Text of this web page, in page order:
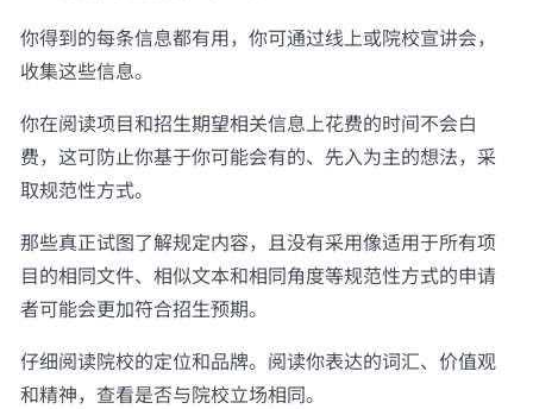
你得到的每条信息都有用，你可通过线上或院校宣讲会，
收集这些信息。
你在阅读项目和招生期望相关信息上花费的时间不会白
费，这可防止你基于你可能会有的、先入为主的想法，采
取规范性方式。
那些真正试图了解规定内容，且没有采用像适用于所有项
目的相同文件、相似文本和相同角度等规范性方式的申请
者可能会更加符合招生预期。
仔细阅读院校的定位和品牌。阅读你表达的词汇、价值观
和精神，查看是否与院校立场相同。